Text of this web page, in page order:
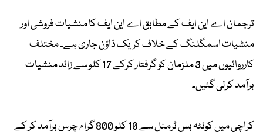
ترجمان اے این ایف کے مطابق اے این ایف کا منشیات فروشی اور
منشیات اسمگلنگ کے خلاف کریک ڈاؤن جاری ہے۔ مختلف
کارروائیوں میں 3 ملزمان کو گرفتار کرکے 17 کلو سے زائد منشیات
برآمد کرلی گئیں۔
کراچی میں کوئٹہ بس ٹرمنل سے 10 کلو 800 گرام چرس برآمد کر کے